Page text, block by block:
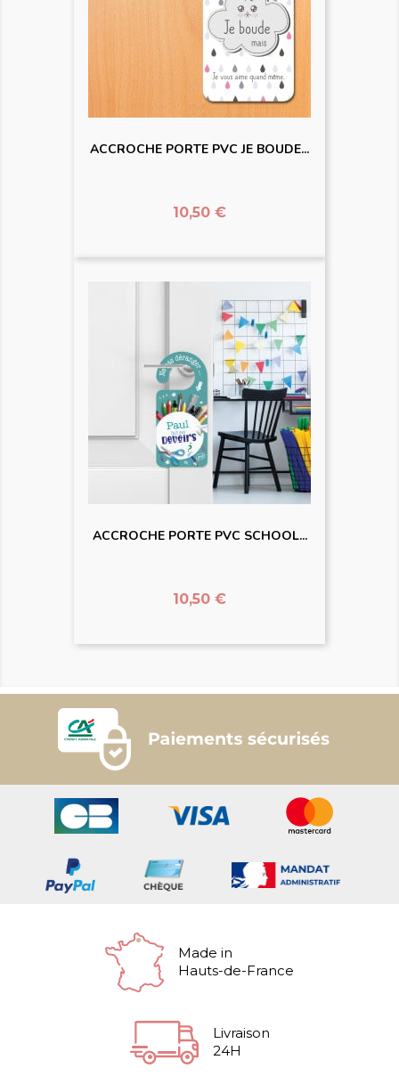
ACCROCHE PORTE PVC JE BOUDE...
Prix
10,50 €
ACCROCHE PORTE PVC SCHOOL...
Prix
10,50 €
Made in
Hauts-de-France
Livraison
24H